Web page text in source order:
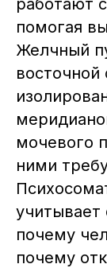
работают
помогая
Желчный
восточной
мочевого
ними
почему
почему
Очное обучение
Онлайн
Курсы в записи
Служба